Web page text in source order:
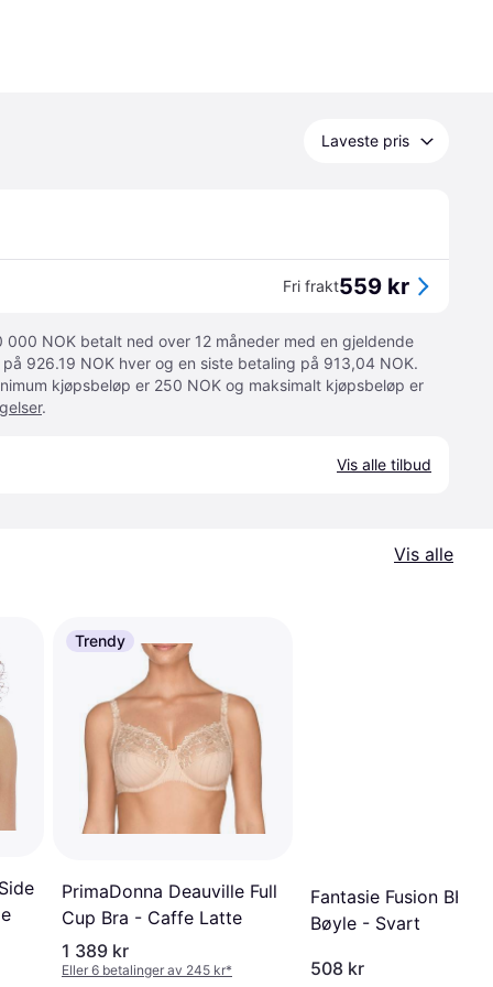
Laveste pris
Fri frakt559 kr
000 NOK betalt ned over 12 måneder med en gjeldende
926.19 NOK hver og en siste betaling på 913,04 NOK.
kjøpsbeløp er 250 NOK og maksimalt kjøpsbeløp er
.
Vis alle tilbud
Vis alle
Trendy
PrimaDonna Deauville Full
Cup Bra - Caffe Latte
1 389 kr
Eller 6 betalinger av 245 kr*
Fantasie Fusion BH
Bøyle - Svart
508 kr